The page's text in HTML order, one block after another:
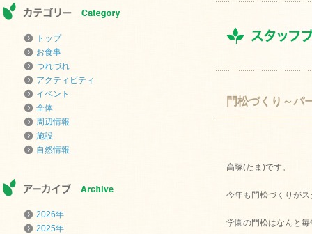
トップ
お食事
つれづれ
アクティビティ
イベント
全体
周辺情報
施設
自然情報
2026年
2025年
門松づくり～パ
高塚(たま)です。
今年も門松づくりが
学園の門松はなんと